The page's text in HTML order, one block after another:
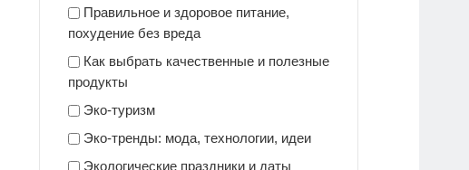
Правильное и здоровое питание,
похудение без вреда
Как выбрать качественные и полезные
продукты
Эко-туризм
Эко-тренды: мода, технологии, идеи
Экологические праздники и даты